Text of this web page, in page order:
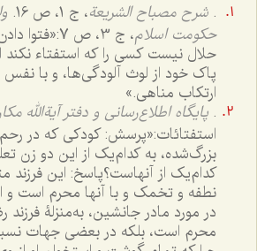
. شرح مصباح الشریعة، ج 1، ص 16.
حکومت اسلام، ج 3، ص 7:
«فتوا
حلال نیست کسى را که استفتاء نکند
پاک خود از لوث آلودگی‌ها، و با نفس
ارتکاب مناهى.»
. پایگاه اطلاع‌رسانی و دفتر آیةالله
استفتائات:«پرسش: کودکی که در
بزرگ‌شده، به کدام‌یک از اين دو زن
کدام‌یک از آنهاست؟پاسخ: اين فرزند
نطفه و تخمک و با آنها محرم است و
در مورد مادر جانشين، به‌منزلۀ
محرم است، بلکه در بعضى جهات